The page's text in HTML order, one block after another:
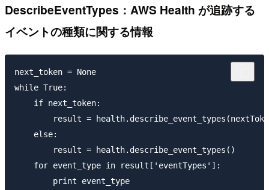
DescribeEventTypes：AWS Health が追跡する
イベントの種類に関する情報
next_token = None
while True:
    if next_token:
result =
    else:
        result = health.describe_event_types()
    for event_type in result['eventTypes']:
        print event_type